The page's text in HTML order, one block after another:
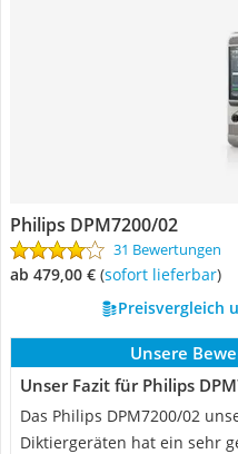
‎Philips ‎DPM7200/02
31 Bewertungen
ab 479,00 € ( Sofort lieferbar)
Preisvergleich
Unsere
Unser Fazit für ‎Philips
Das Philips DPM7200/02
Diktiergeräten hat ein sehr